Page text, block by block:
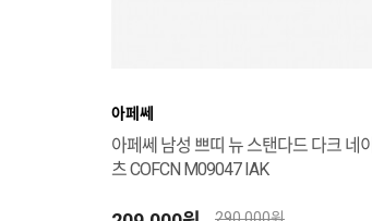
아페쎄
아페쎄 남성 쁘띠 뉴 스탠다드 다크 네
츠 COFCN M09047 IAK